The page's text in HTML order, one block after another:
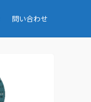
問い合わせ